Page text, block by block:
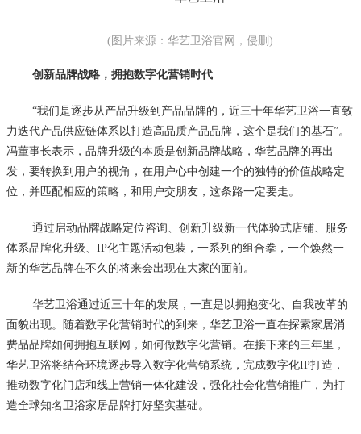
(图片来源：华艺卫浴官网，侵删)
创新品牌战略，拥抱数字化营销时代
“我们是逐步从产品升级到产品品牌的，近三十年华艺卫浴一直致
力迭代产品供应链体系以打造高品质产品品牌，这个是我们的基石”。
冯董事长表示，品牌升级的本质是创新品牌战略，华艺品牌的再出
发，要转换到用户的视角，在用户心中创建一个的独特的价值战略定
位，并匹配相应的策略，和用户交朋友，这条路一定要走。
通过启动品牌战略定位咨询、创新升级新一代体验式店铺、服务
体系品牌化升级、IP化主题活动包装，一系列的组合拳，一个焕然一
新的华艺品牌在不久的将来会出现在大家的面前。
华艺卫浴通过近三十年的发展，一直是以拥抱变化、自我改革的
面貌出现。随着数字化营销时代的到来，华艺卫浴一直在探索家居消
费品品牌如何拥抱互联网，如何做数字化营销。在接下来的三年里，
华艺卫浴将结合环境逐步导入数字化营销系统，完成数字化IP打造，
推动数字化门店和线上营销一体化建设，强化社会化营销推广，为打
造全球知名卫浴家居品牌打好坚实基础。